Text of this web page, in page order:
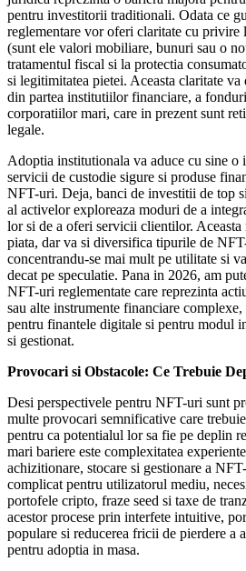
pentru investitorii traditionali. Odata ce
reglementare vor oferi claritate cu
(sunt ele valori mobiliare, bunuri sau o
tratamentul fiscal si la protectia
si legitimitatea pietei. Aceasta claritate
din partea institutiilor financiare, a
corporatiilor mari, care in prezent sunt
legale.
Adoptia institutionala va aduce cu sine o
servicii de custodie sigure si produse
NFT-uri. Deja, banci de investitii de top
al activelor exploreaza moduri de a
lor si de a oferi servicii clientilor. Aceasta
piata, dar va si diversifica tipurile de
concentrandu-se mai mult pe utilitate si
decat pe speculatie. Pana in 2026, am
NFT-uri reglementate care reprezinta
sau alte instrumente financiare
pentru finantele digitale si pentru modul
si gestionat.
Provocari si Obstacole: Ce Trebuie
Desi perspectivele pentru NFT-uri sunt
multe provocari semnificative care
pentru ca potentialul lor sa fie pe deplin
mari bariere este complexitatea
achizitionare, stocare si gestionare a
complicat pentru utilizatorul mediu,
portofele cripto, fraze seed si taxe de
acestor procese prin interfete intuitive,
populare si reducerea fricii de pierdere a
pentru adoptia in masa.